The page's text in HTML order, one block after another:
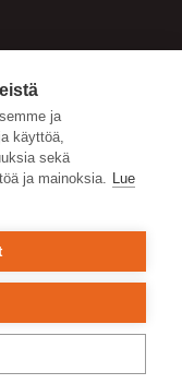
ja
käyttöä,
sekä
ja mainoksia. Lue